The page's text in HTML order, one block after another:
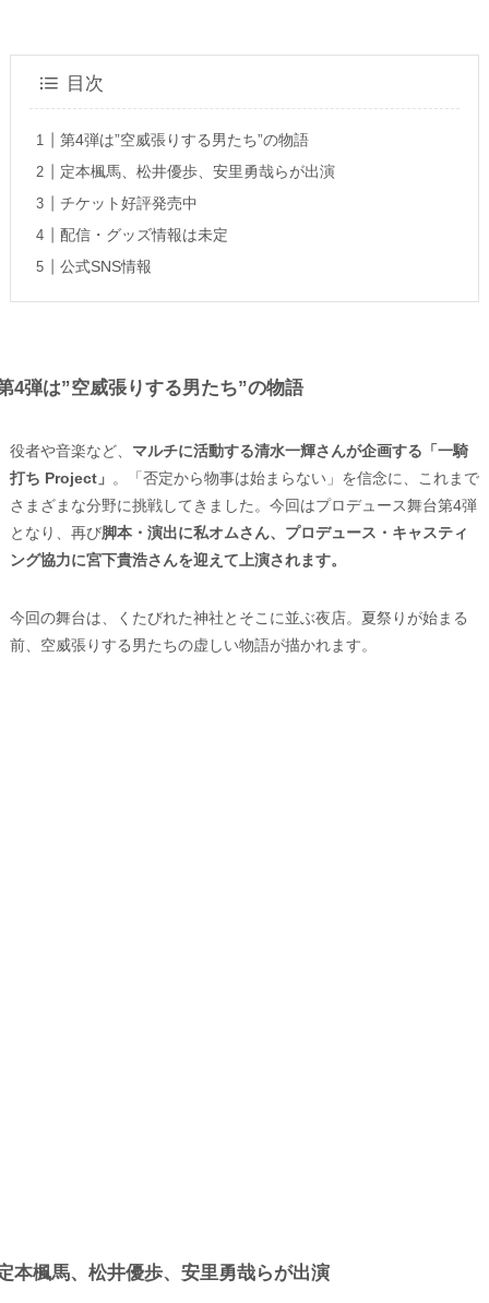
目次
第4弾は”空威張りする男たち”の物語
定本楓馬、松井優歩、安里勇哉らが出演
チケット好評発売中
配信・グッズ情報は未定
公式SNS情報
4弾は”空威張りする男たち”の物語
役者や音楽など、 マルチに活動する清水一輝さんが企画する「一騎
打ち Project」 。「否定から物事は始まらない」を信念に、これまで
さまざまな分野に挑戦してきました。今回はプロデュース舞台第4弾
となり、再び脚本・演出に私オムさん、プロデュース・キャスティ
ング協力に宮下貴浩さんを迎えて上演されます。
今回の舞台は、くたびれた神社とそこに並ぶ夜店。夏祭りが始まる
前、空威張りする男たちの虚しい物語が描かれます。
本楓馬、松井優歩、安里勇哉らが出演